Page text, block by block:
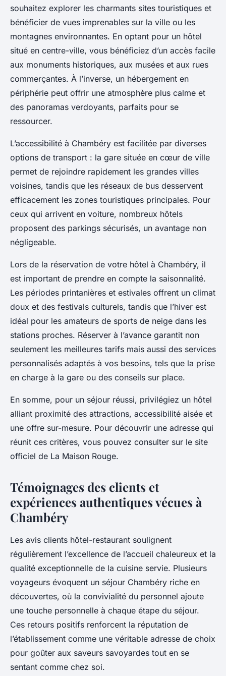
souhaitez explorer les charmants sites touristiques et
bénéficier de vues imprenables sur la ville ou les
montagnes environnantes. En optant pour un hôtel
situé en centre-ville, vous bénéficiez d’un accès facile
aux monuments historiques, aux musées et aux rues
commerçantes. À l’inverse, un hébergement en
périphérie peut offrir une atmosphère plus calme et
des panoramas verdoyants, parfaits pour se
ressourcer.
L’accessibilité à Chambéry est facilitée par diverses
options de transport : la gare située en cœur de ville
permet de rejoindre rapidement les grandes villes
voisines, tandis que les réseaux de bus desservent
efficacement les zones touristiques principales. Pour
ceux qui arrivent en voiture, nombreux hôtels
proposent des parkings sécurisés, un avantage non
négligeable.
Lors de la réservation de votre hôtel à Chambéry, il
est important de prendre en compte la saisonnalité.
Les périodes printanières et estivales offrent un climat
doux et des festivals culturels, tandis que l’hiver est
idéal pour les amateurs de sports de neige dans les
stations proches. Réserver à l’avance garantit non
seulement les meilleures tarifs mais aussi des services
personnalisés adaptés à vos besoins, tels que la prise
en charge à la gare ou des conseils sur place.
En somme, pour un séjour réussi, privilégiez un hôtel
alliant proximité des attractions, accessibilité aisée et
une offre sur-mesure. Pour découvrir une adresse qui
réunit ces critères, vous pouvez consulter sur le site
officiel de La Maison Rouge.
Témoignages des clients et
expériences authentiques vécues à
Chambéry
Les avis clients hôtel-restaurant soulignent
régulièrement l’excellence de l’accueil chaleureux et la
qualité exceptionnelle de la cuisine servie. Plusieurs
voyageurs évoquent un séjour Chambéry riche en
découvertes, où la convivialité du personnel ajoute
une touche personnelle à chaque étape du séjour.
Ces retours positifs renforcent la réputation de
l’établissement comme une véritable adresse de choix
pour goûter aux saveurs savoyardes tout en se
sentant comme chez soi.